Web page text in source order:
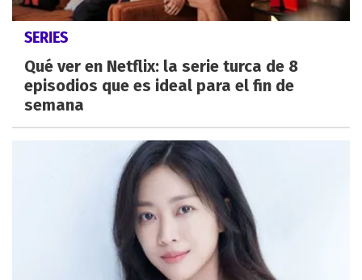
SERIES
Qué ver en Netflix: la serie turca de 8
episodios que es ideal para el fin de
semana